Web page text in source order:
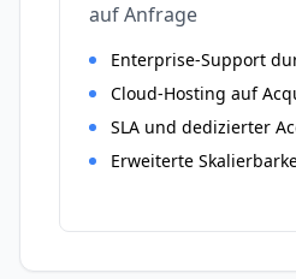
auf Anfrage
Enterprise-Support
Cloud-Hosting auf
SLA und dedizierter
Erweiterte